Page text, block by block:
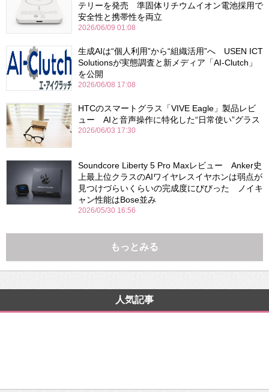
テリーを発売 準固体リチウムイオン電池採用で
安全性と携帯性を両立
2026/06/09 01:08
生成AIは“個人利用”から“組織活用”へ USEN ICT
Solutionsが実態調査と新メディア「AI-Clutch」
を公開
2026/06/08 17:08
HTCのスマートグラス「VIVE Eagle」製品レビ
ュー AIと音声操作に特化した“日常使い”グラス
2026/06/03 17:30
Soundcore Liberty 5 Pro Maxレビュー Anker史
上最上位クラスのAIワイヤレスイヤホンは弱点が
見つけづらいくらいの完成度にびびった ノイキ
ャン性能はBose並み
2026/05/30 16:56
もっとみる
人気記事